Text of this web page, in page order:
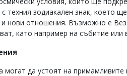
зодиакален знак, което
нови отношения. Възможно е
като например на събитие или
могат да устоят на